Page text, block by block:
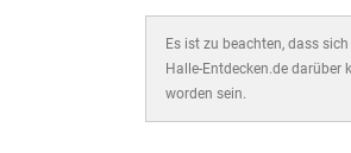
Es ist zu beachten, dass
Halle-Entdecken.de darüber
worden sein.